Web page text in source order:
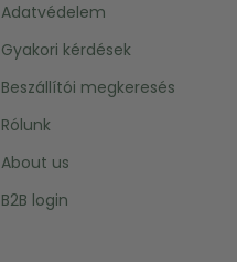
Adatvédelem
Gyakori kérdések
Beszállítói megkeresés
Rólunk
About us
B2B login